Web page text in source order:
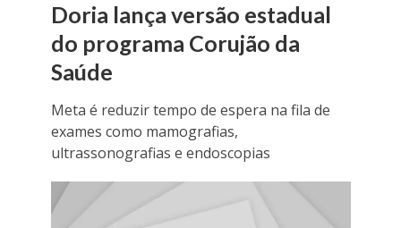
Doria lança versão estadual
do programa Corujão da
Saúde
Meta é reduzir tempo de espera na fila de
exames como mamografias,
ultrassonografias e endoscopias